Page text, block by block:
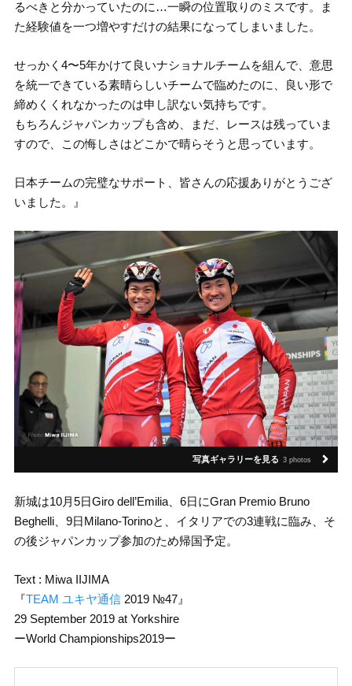
るべきと分かっていたのに…一瞬の位置取りのミスです。ま
た経験値を一つ増やすだけの結果になってしまいました。
せっかく4〜5年かけて良いナショナルチームを組んで、意思
を統一できている素晴らしいチームで臨めたのに、良い形で
締めくくれなかったのは申し訳ない気持ちです。
もちろんジャパンカップも含め、まだ、レースは残っていま
すので、この悔しさはどこかで晴らそうと思っています。
日本チームの完璧なサポート、皆さんの応援ありがとうござ
いました。』
写真ギャラリーを見る 3 photos
新城は10月5日Giro dell’Emilia、6日にGran Premio Bruno
Beghelli、9日Milano-Torinoと、イタリアでの3連戦に臨み、そ
の後ジャパンカップ参加のため帰国予定。
Text : Miwa IIJIMA
『TEAM ユキヤ通信2019 №47』
29 September 2019 at Yorkshire
ーWorld Championships2019ー